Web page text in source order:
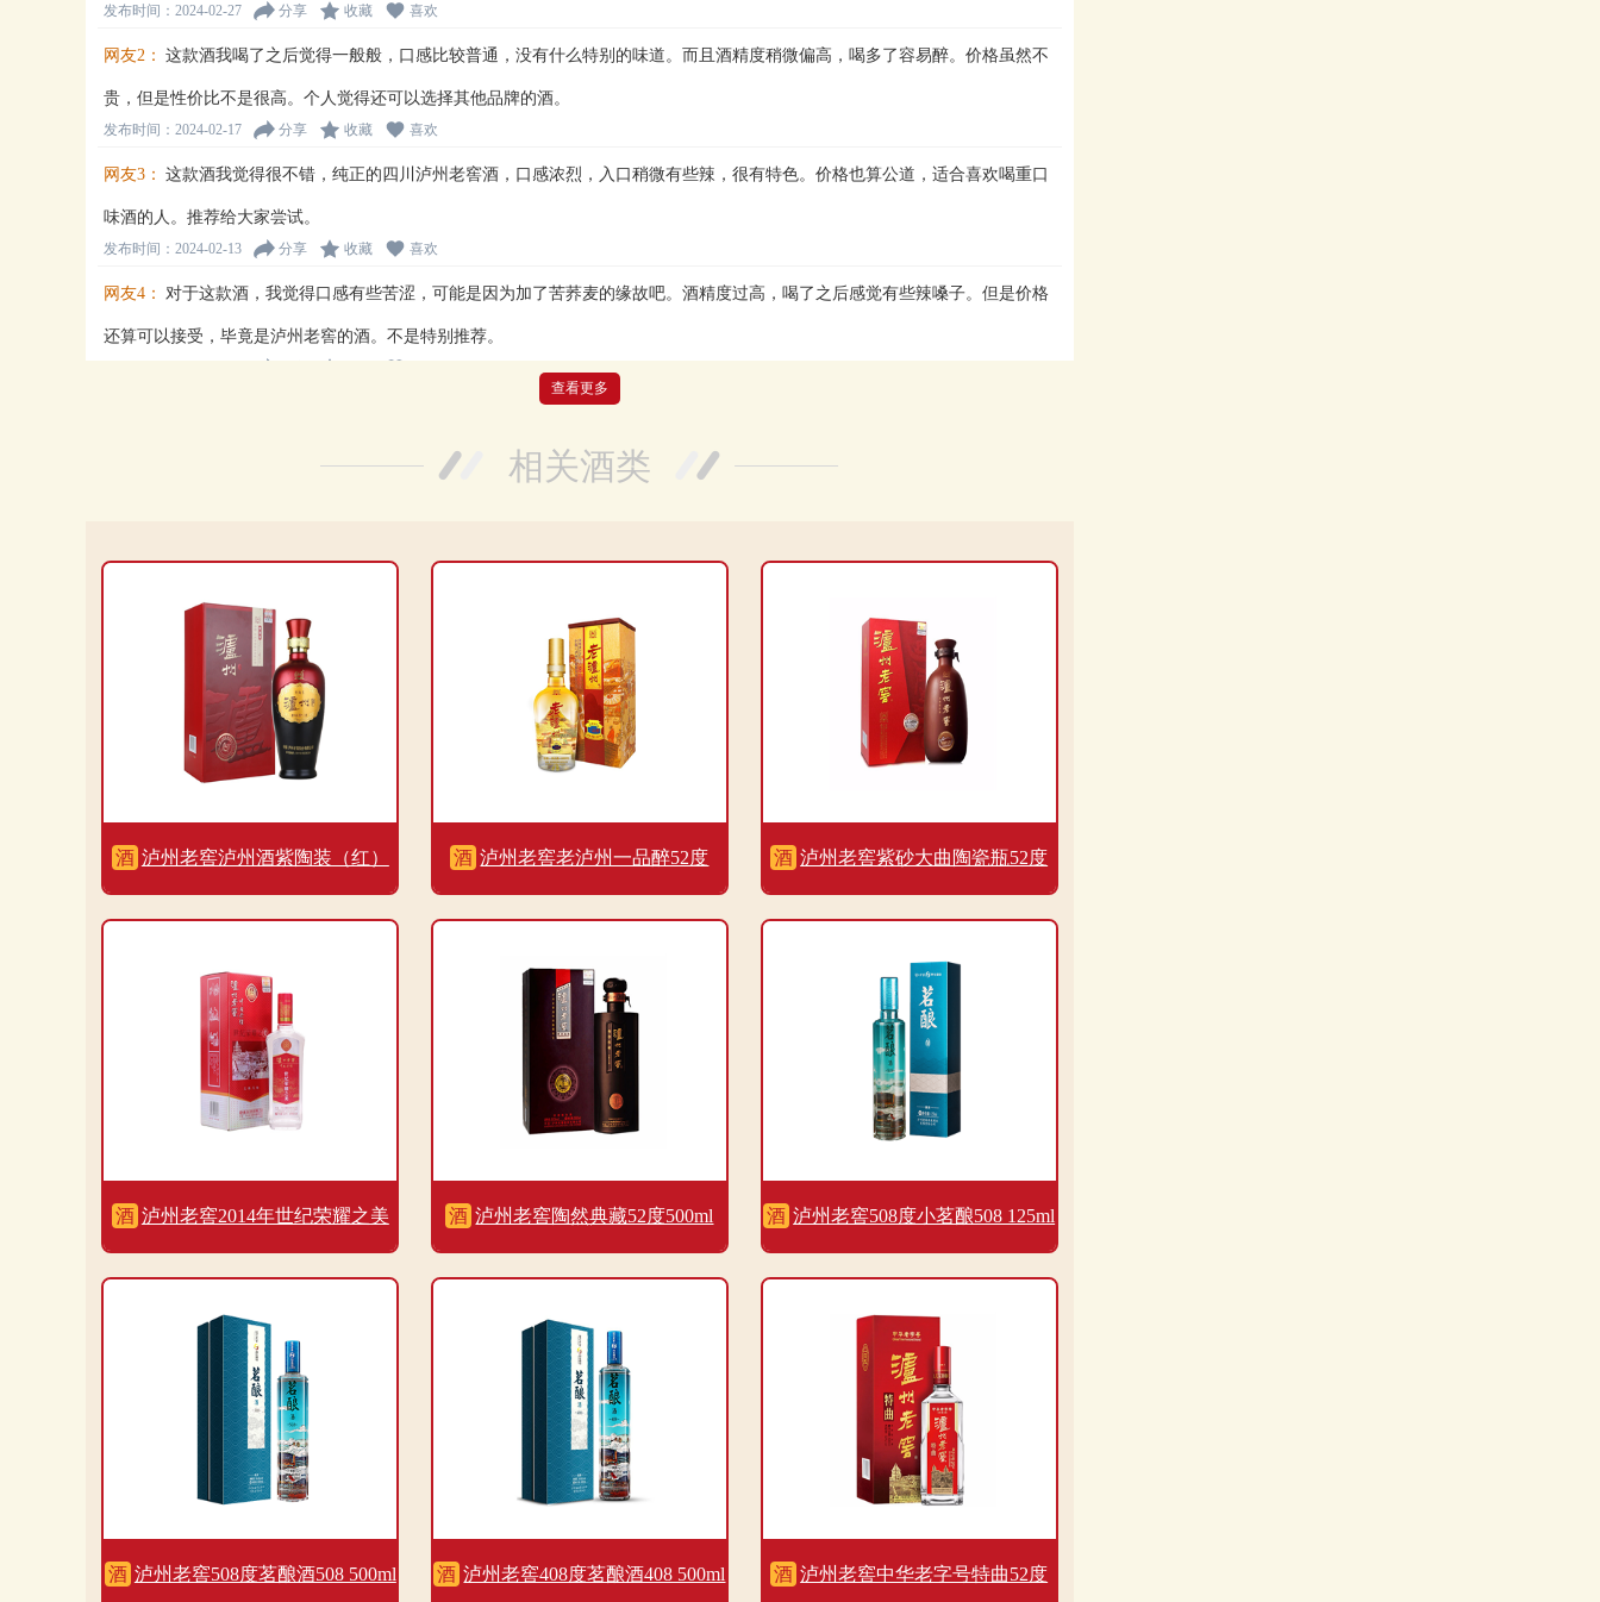
发布时间：2024-02-27 分享 收藏 喜欢
网友2： 这款酒我喝了之后觉得一般般，口感比较普通，没有什么特别的味道。而且酒精度稍微偏高，喝多了容易醉。价格虽然不
贵，但是性价比不是很高。个人觉得还可以选择其他品牌的酒。
发布时间：2024-02-17 分享 收藏 喜欢
网友3： 这款酒我觉得很不错，纯正的四川泸州老窖酒，口感浓烈，入口稍微有些辣，很有特色。价格也算公道，适合喜欢喝重口
味酒的人。推荐给大家尝试。
发布时间：2024-02-13 分享 收藏 喜欢
网友4： 对于这款酒，我觉得口感有些苦涩，可能是因为加了苦荞麦的缘故吧。酒精度过高，喝了之后感觉有些辣嗓子。但是价格
还算可以接受，毕竟是泸州老窖的酒。不是特别推荐。
查看更多
相关酒类
酒 泸州老窖泸州酒紫陶装（红） 酒 泸州老窖老泸州一品醉52度 酒 泸州老窖紫砂大曲陶瓷瓶52度
酒 泸州老窖2014年世纪荣耀之美 酒 泸州老窖陶然典藏52度500ml 酒 泸州老窖508度小茗酿508 125ml
酒 泸州老窖508度茗酿酒508 500ml 酒 泸州老窖408度茗酿酒408 500ml 酒 泸州老窖中华老字号特曲52度